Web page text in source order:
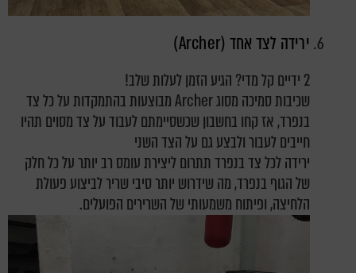
ירידה לצד אחד (Archer)
2 ידיים קל מדי? הגיע הזמן לעלות שלב!
שכיבות סמיכה מסוג Archer מבוצעות בהתמקדות על כל צד
בנפרד, אז קחו בחשבון שכשסיימתם לעבוד על צד מסוים תהיו
חייבים לעבור ולבצע גם על הצד השני
ירידה לכל צד בנפרד תתרום ליצירת עומס רב יותר על כל חלק
של הגוף בנפרד, מה שידרוש יותר סיבי שריר לביצוע פעולת
הלחיצה, ופיתוח משמעותי של השרירים הפועלים.